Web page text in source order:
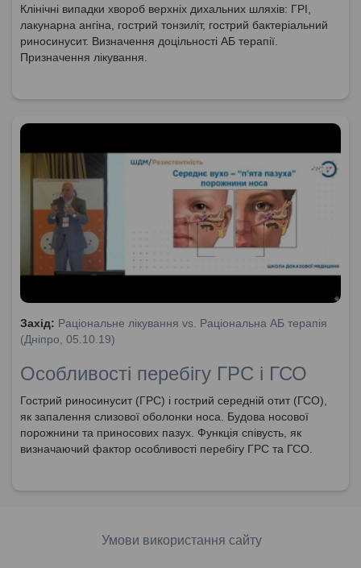
Клінічні випадки хвороб верхніх дихальних шляхів: ГРІ,
лакунарна ангіна, гострий тонзиліт, гострий бактеріальний
риносинусит. Визначення доцільності АБ терапії.
Призначення лікування.
Захід: Раціональне лікування vs. Раціональна АБ терапія
(Дніпро, 05.10.19)
Особливості перебігу ГРС і ГСО
Гострий риносинусит (ГРС) і гострий середній отит (ГСО),
як запалення слизової оболонки носа. Будова носової
порожнини та приносових пазух. Функція співусть, як
визначаючий фактор особливості перебігу ГРС та ГСО.
Умови використання сайту